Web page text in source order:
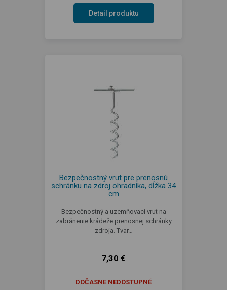
Detail produktu
Bezpečnostný vrut pre prenosnú
schránku na zdroj ohradníka, dĺžka 34
cm
Bezpečnostný a uzemňovací vrut na
zabránenie krádeže prenosnej schránky
zdroja. Tvar…
7,30 €
DOČASNE NEDOSTUPNÉ